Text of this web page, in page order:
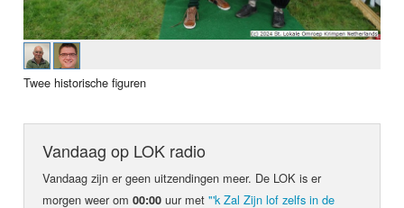
Twee historische figuren
Vandaag op LOK radio
Vandaag zijn er geen uit­zen­din­gen meer. De LOK is er
morgen weer om00:00 uur met"'k Zal Zijn lof zelfs in de